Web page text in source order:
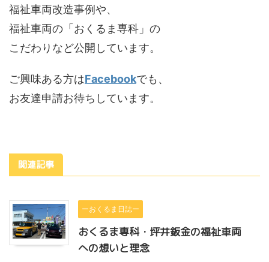
福祉車両改造事例や、
福祉車両の「おくるま専科」の
こだわりなど公開しています。
ご興味ある方はFacebookでも、
お友達申請お待ちしています。
関連記事
ーおくるま日誌ー
おくるま専科・坪井鈑金の福祉車両
への想いと理念